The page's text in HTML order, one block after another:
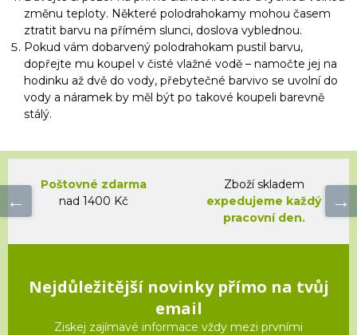
změnu teploty. Některé polodrahokamy mohou časem
ztratit barvu na přímém slunci, doslova vyblednou.
Pokud vám dobarvený polodrahokam pustil barvu,
dopřejte mu koupel v čisté vlažné vodě – namočte jej na
hodinku až dvě do vody, přebytečné barvivo se uvolní do
vody a náramek by měl být po takové koupeli barevně
stálý.
Poštovné zdarma
nad 1400 Kč
Zboží skladem
expedujeme každý
pracovní den.
Nejdůležitější novinky přímo na tvůj
email
Ziskej zajímavé informace vždy mezi prvními